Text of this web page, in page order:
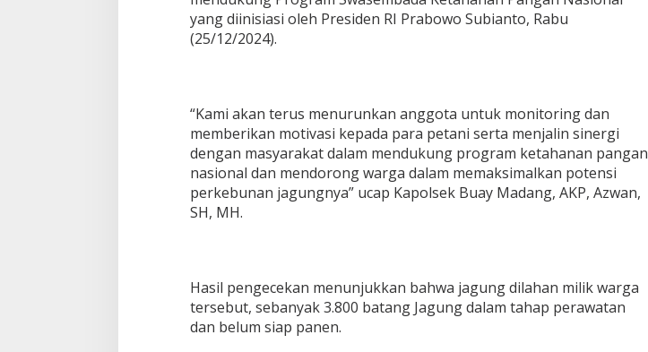
g
u
n
D
s
a
S
u
k
a
a
yang diinisiasi oleh Presiden RI Prabowo Subianto, Rabu
(25/12/2024).
“Kami akan terus menurunkan anggota untuk monitoring dan
memberikan motivasi kepada para petani serta menjalin sinergi
dengan masyarakat dalam mendukung program ketahanan pangan
nasional dan mendorong warga dalam memaksimalkan potensi
perkebunan jagungnya” ucap Kapolsek Buay Madang, AKP, Azwan,
SH, MH.
Hasil pengecekan menunjukkan bahwa jagung dilahan milik warga
tersebut, sebanyak 3.800 batang Jagung dalam tahap perawatan
dan belum siap panen.